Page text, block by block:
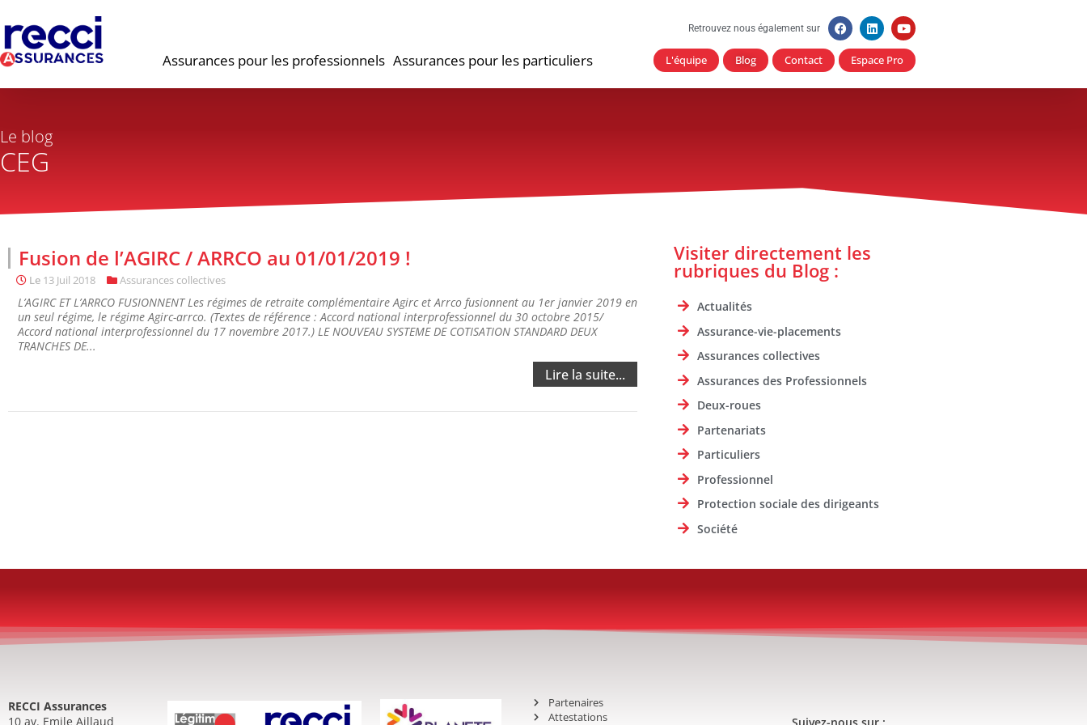
Assurances pour les professionnels Assurances pour les particuliers
Retrouvez nous également sur
L'équipe Blog Contact Espace Pro
Le blog
CEG
Fusion de l’AGIRC / ARRCO au 01/01/2019 !
Le 13 Juil 2018 Assurances collectives
L’AGIRC ET L’ARRCO FUSIONNENT Les régimes de retraite complémentaire Agirc et Arrco fusionnent au 1er janvier 2019 en
un seul régime, le régime Agirc-arrco. (Textes de référence : Accord national interprofessionnel du 30 octobre 2015/
Accord national interprofessionnel du 17 novembre 2017.) LE NOUVEAU SYSTEME DE COTISATION STANDARD DEUX
TRANCHES DE...
Lire la suite...
Visiter directement les
rubriques du Blog :
Actualités
Assurance-vie-placements
Assurances collectives
Assurances des Professionnels
Deux-roues
Partenariats
Particuliers
Professionnel
Protection sociale des dirigeants
Société
RECCI Assurances
10 av. Emile Aillaud
Partenaires
Attestations
Suivez-nous sur :